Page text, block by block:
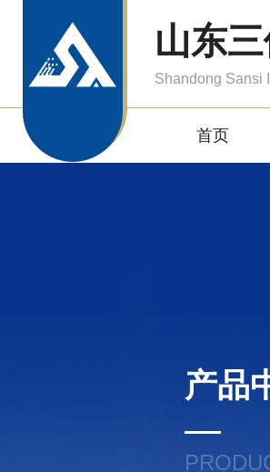
山东
Shandong Sansi
首页
产品